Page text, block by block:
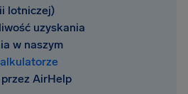
lotniczej)
uzyskania
w naszym
AirHelp